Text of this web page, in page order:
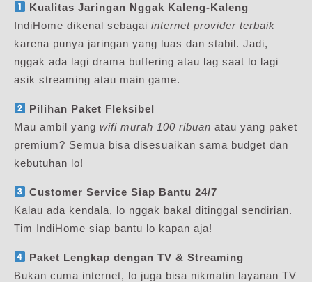
Kualitas Jaringan Nggak Kaleng-Kaleng
IndiHome dikenal sebagai internet provider terbaik
karena punya jaringan yang luas dan stabil. Jadi,
nggak ada lagi drama buffering atau lag saat lo lagi
asik streaming atau main game.
Pilihan Paket Fleksibel
Mau ambil yang wifi murah 100 ribuan atau yang paket
premium? Semua bisa disesuaikan sama budget dan
kebutuhan lo!
Customer Service Siap Bantu 24/7
Kalau ada kendala, lo nggak bakal ditinggal sendirian.
Tim IndiHome siap bantu lo kapan aja!
Paket Lengkap dengan TV & Streaming
Bukan cuma internet, lo juga bisa nikmatin layanan TV